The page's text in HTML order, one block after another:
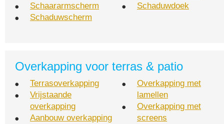
Schaararmscherm
Schaduwscherm
Schaduwdoek
Overkapping voor terras & patio
Terrasoverkapping
Vrijstaande
overkapping
Aanbouw overkapping
Overkapping met
lamellen
Overkapping met
screens